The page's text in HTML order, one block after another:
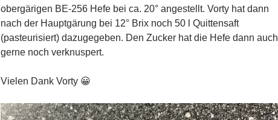
obergärigen BE-256 Hefe bei ca. 20° angestellt. Vorty hat dann
nach der Hauptgärung bei 12° Brix noch 50 l Quittensaft
(pasteurisiert) dazugegeben. Den Zucker hat die Hefe dann auch
gerne noch verknuspert.
Vielen Dank Vorty 😀